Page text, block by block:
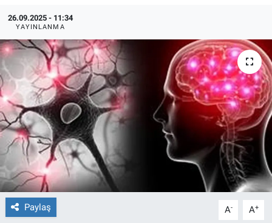
26.09.2025 - 11:34
YAYINLANMA
Paylaş A- A+
İlçeler
MAGAZİN
Bilim, Teknoloji
ASAYİŞ
ÇEVRE
HABERDE İNSAN